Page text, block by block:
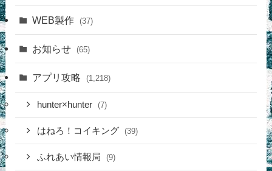
WEB製作 (37)
お知らせ (65)
アプリ攻略 (1,218)
hunter×hunter (7)
はねろ！コイキング (39)
ふれあい情報局 (9)